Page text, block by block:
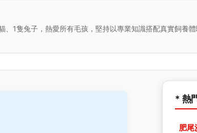
1隻兔子，熱愛所有毛孩，堅持以專業知識搭配真實飼養
* 熱
肥尾